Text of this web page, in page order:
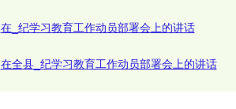
在_纪学习教育工作动员部署会上的讲话
在全县_纪学习教育工作动员部署会上的讲话